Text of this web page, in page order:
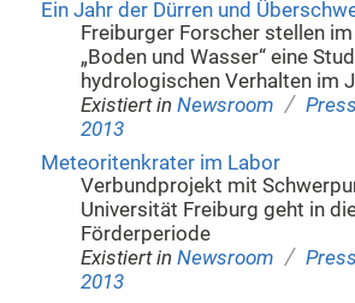
Ein Jahr der Dürren und
Freiburger Forscher stellen
„Boden und Wasser“ eine
hydrologischen Verhalten im
Existiert in Newsroom /
2013
Meteoritenkrater im Labor
Verbundprojekt mit
Universität Freiburg geht in
Förderperiode
Existiert in Newsroom /
2013